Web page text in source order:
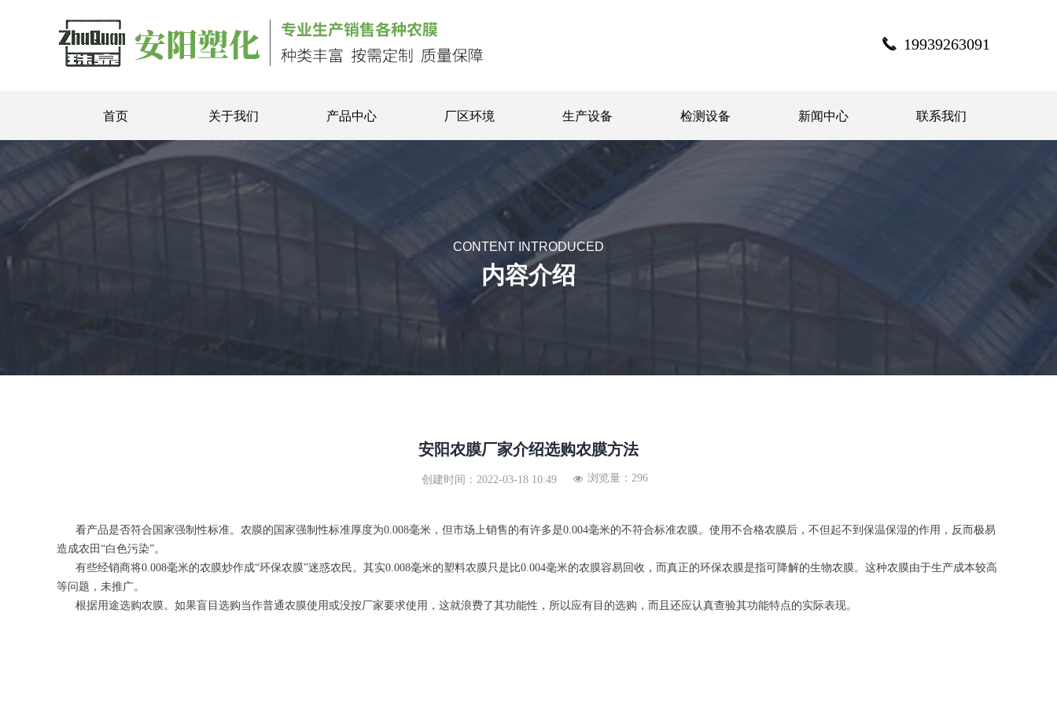
끅 19939263091
首页 关于我们 产品中心 厂区环境 生产设备 检测设备 新闻中心 联系我们
内容介绍
CONTENT INTRODUCED
安阳农膜厂家介绍选购农膜方法
看产品是否符合国家强制性标准。农膜的国家强制性标准厚度为0.008毫米，但市场上销售的有许多是0.004毫米的不符合标准农膜。使用不合格农膜后，不但起不到保温保湿的作用，反而极易
造成农田“白色污染”。
有些经销商将0.008毫米的农膜炒作成“环保农膜”迷惑农民。其实0.008毫米的塑料农膜只是比0.004毫米的农膜容易回收，而真正的环保农膜是指可降解的生物农膜。这种农膜由于生产成本较高
等问题，未推广。
根据用途选购农膜。如果盲目选购当作普通农膜使用或没按厂家要求使用，这就浪费了其功能性，所以应有目的选购，而且还应认真查验其功能特点的实际表现。
创建时间： 2022-03-18 10:49 넶 浏览量： 296